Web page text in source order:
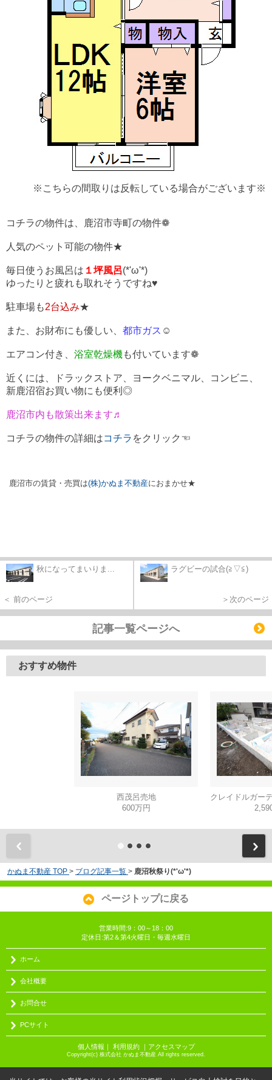
※こちらの間取りは反転している場合がございます※
コチラの物件は、鹿沼市寺町の物件❁
人気のペット可能の物件★
毎日使うお風呂は １坪風呂(*'ω'*)
ゆったりと疲れも取れそうですね♥
駐車場も2台込み★
また、お財布にも優しい、 都市ガス ☺
エアコン付き、 浴室乾燥機も付いています❁
近くには、ドラックストア、ヨークベニマル、コンビニ、
新鹿沼宿お買い物にも便利◎
鹿沼市内も散策出来ます♬
コチラの物件の詳細はコチラ をクリック☜
鹿沼市の賃貸・売買は(株)かぬま不動産におまかせ★
秋になってまいりま...
＜ 前のページ
ラグビーの試合(≧▽≦)
＞次のページ
記事一覧ページへ
おすすめ物件
西茂呂売地
600万円
かぬま不動産 TOP > ブログ記事一覧 > 鹿沼秋祭り(*'ω'*)
ページトップに戻る
営業時間:9：00～18：00
定休日:第2＆第4火曜日・毎週水曜日
ホーム
会社概要
お問合せ
PCサイト
個人情報 利用規約｜ アクセスマップ
Copyright(c) 株式会社 かぬま不動産 All rights reserved.